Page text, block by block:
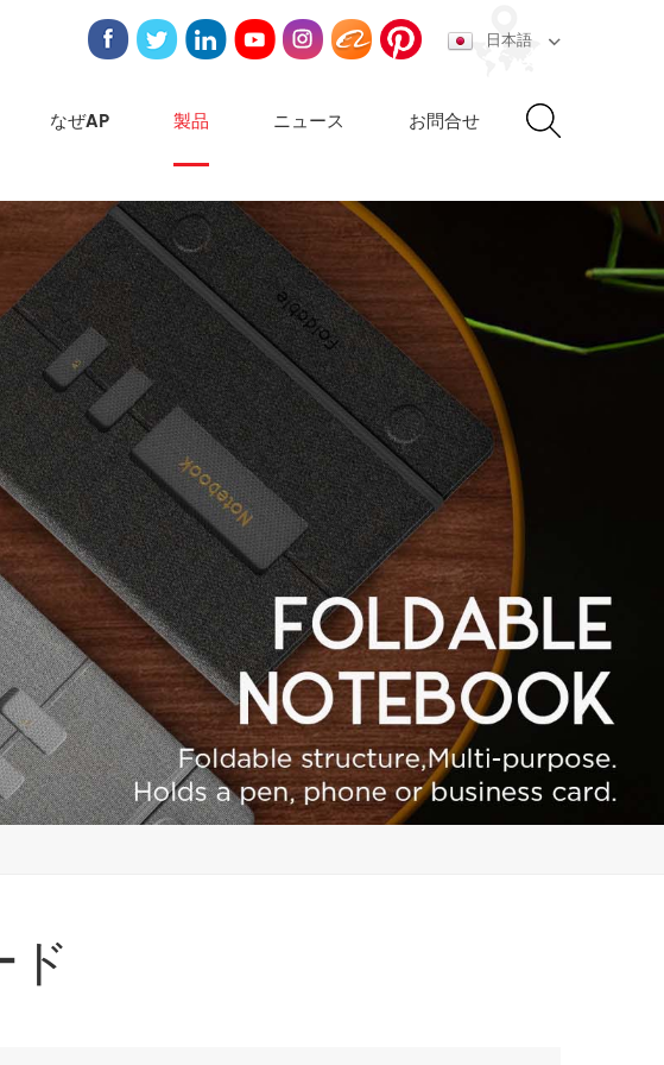
日本語
なぜAP 製品 ニュース お問合せ
ド